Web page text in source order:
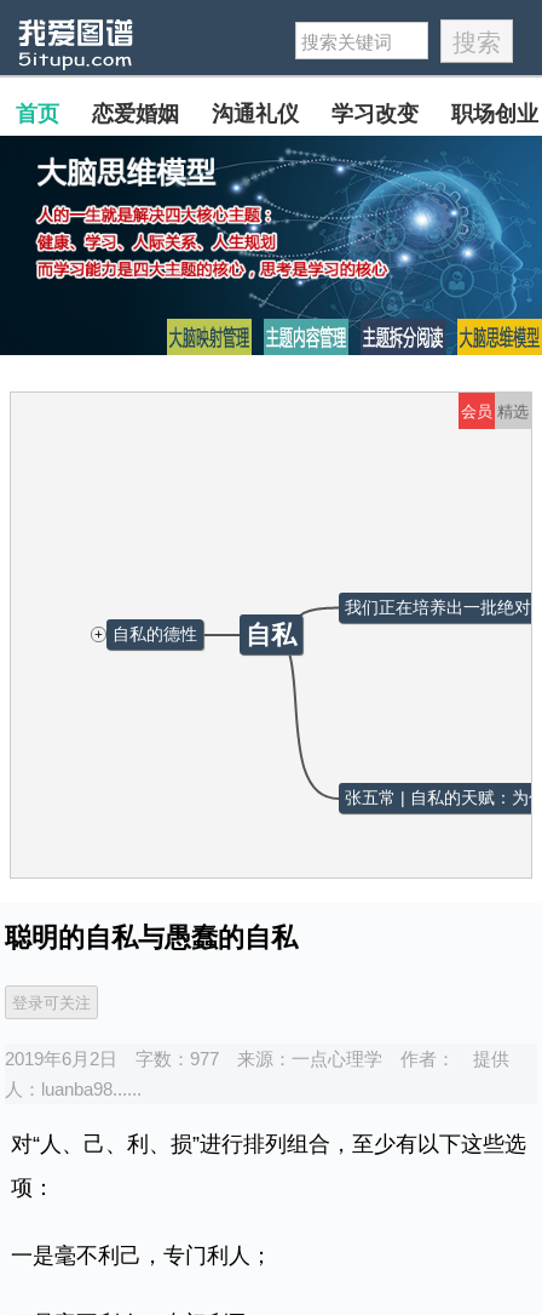
首页 恋爱婚姻 沟通礼仪 学习改变 职场创业
精选
会员
自私
+ 自私的德性
我们正在培养出一批绝对
张五常 | 自私的天赋：为
聪明的自私与愚蠢的自私
2019年6月2日 字数：977 来源： 一点心理学 作者：
提供
人： luanba98......
对“人、己、利、损”进行排列组合，至少有以下这些选
项：
一是毫不利己，专门利人；